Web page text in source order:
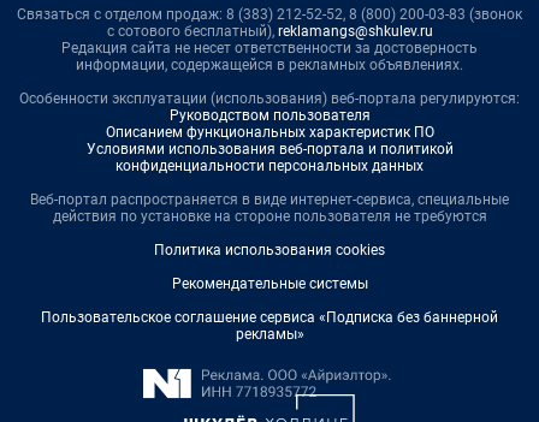
Связаться с отделом продаж: 8 (383) 212-52-52, 8 (800) 200-03-83 (звонок
с сотового бесплатный), reklamangs@shkulev.ru
Редакция сайта не несет ответственности за достоверность
информации, содержащейся в рекламных объявлениях.
Особенности эксплуатации (использования) веб-портала регулируются:
Руководством пользователя
Описанием функциональных характеристик ПО
Условиями использования веб-портала и политикой
конфиденциальности персональных данных
Веб-портал распространяется в виде интернет-сервиса, специальные
действия по установке на стороне пользователя не требуются
Политика использования cookies
Рекомендательные системы
Пользовательское соглашение сервиса «Подписка без баннерной
рекламы»